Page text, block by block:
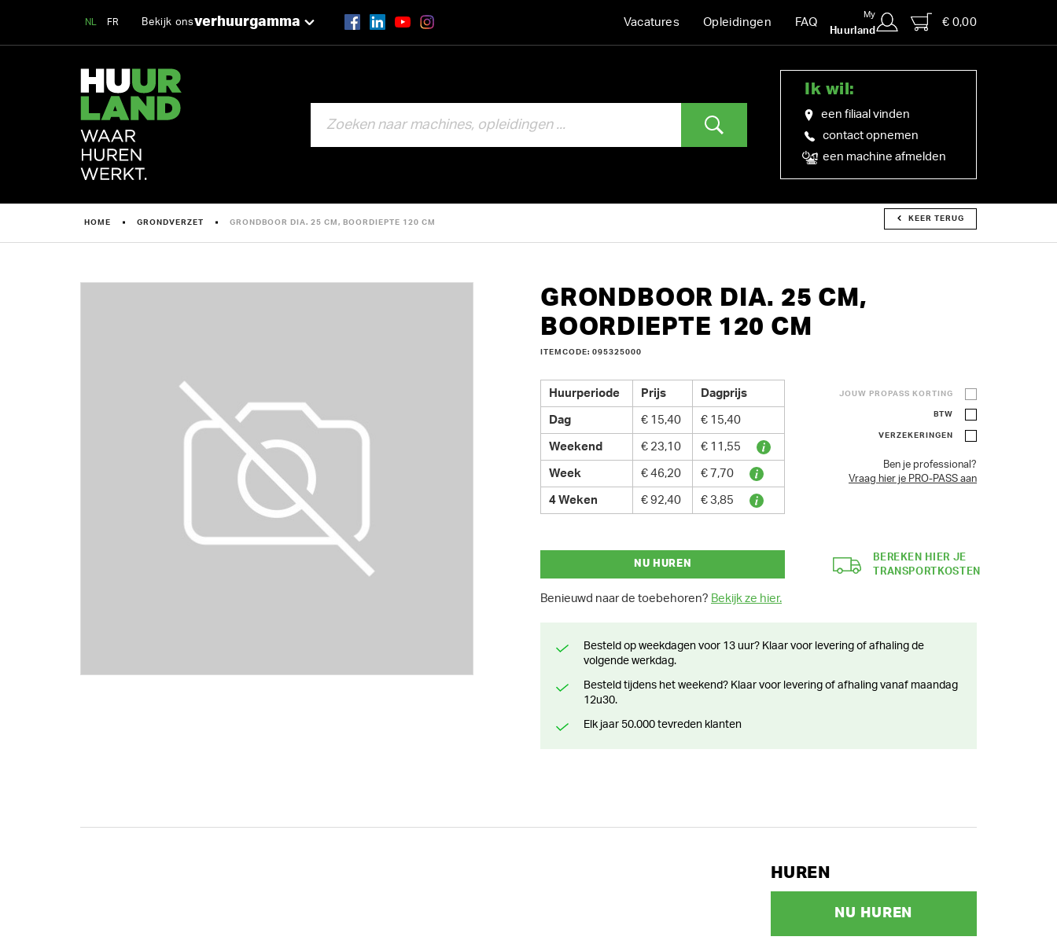
NL FR Bekijk onsverhuurgamma Vacatures Opleidingen FAQ
My
Huurland
€ 0,00
Ik wil:
een filiaal vinden
contact opnemen
een machine afmelden
HOME GRONDVERZET GRONDBOOR DIA. 25 CM, BOORDIEPTE 120 CM KEER TERUG
GRONDBOOR DIA. 25 CM,
BOORDIEPTE 120 CM
ITEMCODE: 095325000
Huurperiode Prijs Dagprijs
Dag € 15,40 € 15,40
Weekend € 23,10 € 11,55
Week € 46,20 € 7,70
4 Weken € 92,40 € 3,85
JOUW PROPASS KORTING
BTW
VERZEKERINGEN
Ben je professional?
Vraag hier je PRO-PASS aan
NU HUREN
Benieuwd naar de toebehoren? Bekijk ze hier.
BEREKEN HIER JE
TRANSPORTKOSTEN
Besteld op weekdagen voor 13 uur? Klaar voor levering of afhaling de
volgende werkdag.
Besteld tijdens het weekend? Klaar voor levering of afhaling vanaf maandag
12u30.
Elk jaar 50.000 tevreden klanten
HUREN
NU HUREN